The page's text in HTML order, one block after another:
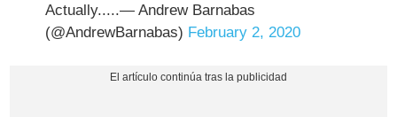
Actually.....— Andrew Barnabas
(@AndrewBarnabas) February 2, 2020